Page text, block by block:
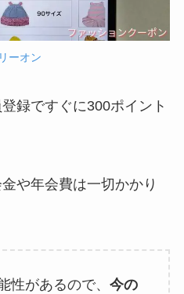
ーオン
録ですぐに300ポイント
や年会費は一切かかり
性があるので、 今の